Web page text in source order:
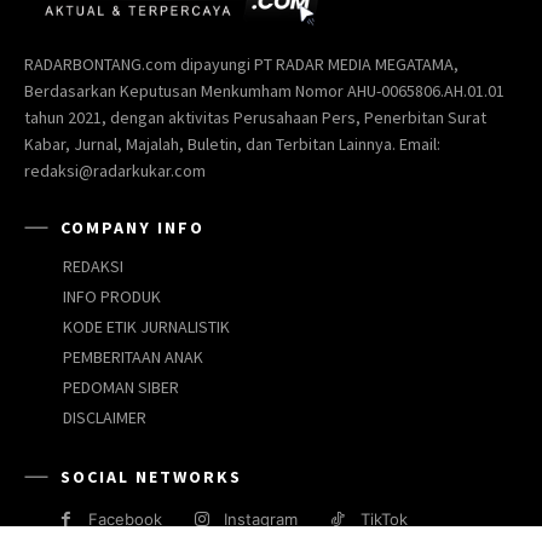
RADARBONTANG.com dipayungi PT RADAR MEDIA MEGATAMA,
Berdasarkan Keputusan Menkumham Nomor AHU-0065806.AH.01.01
tahun 2021, dengan aktivitas Perusahaan Pers, Penerbitan Surat
Kabar, Jurnal, Majalah, Buletin, dan Terbitan Lainnya. Email:
redaksi@radarkukar.com
COMPANY INFO
REDAKSI
INFO PRODUK
KODE ETIK JURNALISTIK
PEMBERITAAN ANAK
PEDOMAN SIBER
DISCLAIMER
SOCIAL NETWORKS
Facebook Instagram TikTok